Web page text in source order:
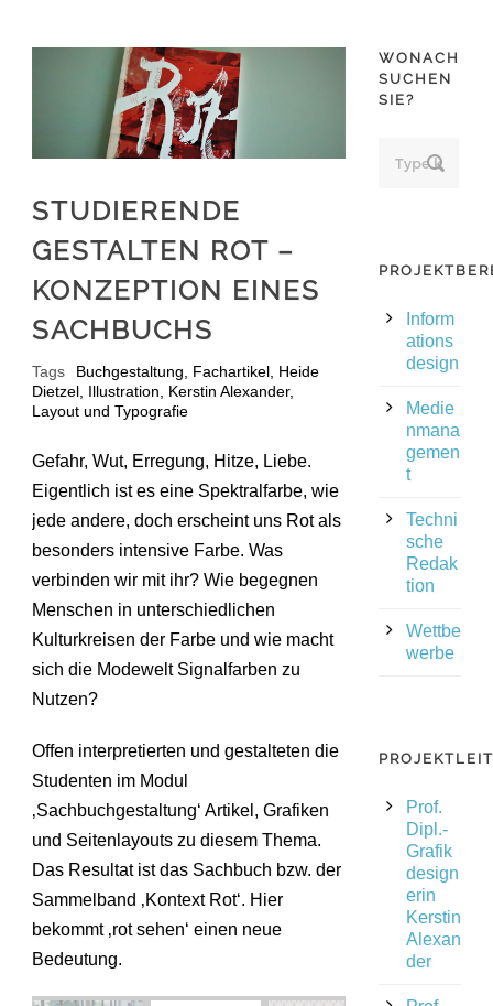
STUDIERENDE
GESTALTEN ROT –
KONZEPTION EINES
SACHBUCHS
Tags Buchgestaltung Fachartikel Heide
Dietzel Illustration Kerstin Alexander,
Layout und Typografie
Gefahr, Wut, Erregung, Hitze, Liebe.
Eigentlich ist es eine Spektralfarbe, wie
jede andere, doch erscheint uns Rot als
besonders intensive Farbe. Was
verbinden wir mit ihr? Wie begegnen
Menschen in unterschiedlichen
Kulturkreisen der Farbe und wie macht
sich die Modewelt Signalfarben zu
Nutzen?
Offen interpretierten und gestalteten die
Studenten im Modul
‚Sachbuchgestaltung‘ Artikel, Grafiken
und Seitenlayouts zu diesem Thema.
Das Resultat ist das Sachbuch bzw. der
Sammelband ‚Kontext Rot‘. Hier
bekommt ‚rot sehen‘ einen neue
Bedeutung.
WONACH
SUCHEN
SIE?
Inform
ations
design
Medie
nmana
gemen
t
Techni
sche
Redak
tion
Wettbe
werbe
Prof.
Dipl.-
Grafik
design
erin
Kerstin
Alexan
der